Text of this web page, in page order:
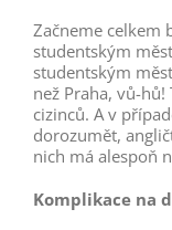
Začneme celkem
studentským
studentským
než Praha, vů-
cizinců. A v
dorozumět,
nich má alespoň
Komplikace na